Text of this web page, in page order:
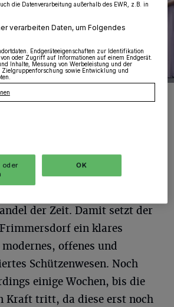
Markus und Edith Servos
den Adjutanten Udo Bauer und Sven Servos.
der Zeit. Damit setzt der
ein klares
offenes und
Schützenwesen. Noch
einige Wochen, bis die
Kraft tritt, da diese erst noch
die Datenverarbeitung außerhalb des EWR, z.B. in
verarbeiten Daten, um Folgendes
Endgeräteeigenschaften zur Identifikation
oder Zugriff auf Informationen auf einem Endgerät.
Inhalte, Messung von Werbeleistung und der
Zielgruppenforschung sowie Entwicklung und
oder
OK